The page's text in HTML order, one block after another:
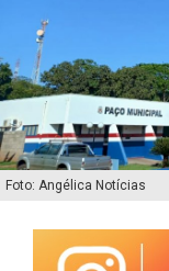
Foto: Angélica Notícias